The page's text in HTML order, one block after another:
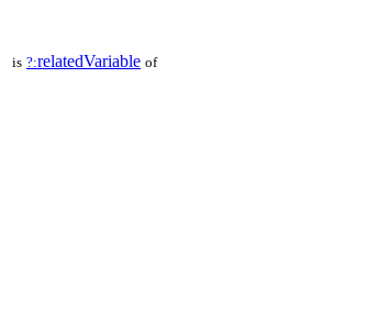
is ?:relatedVariable of